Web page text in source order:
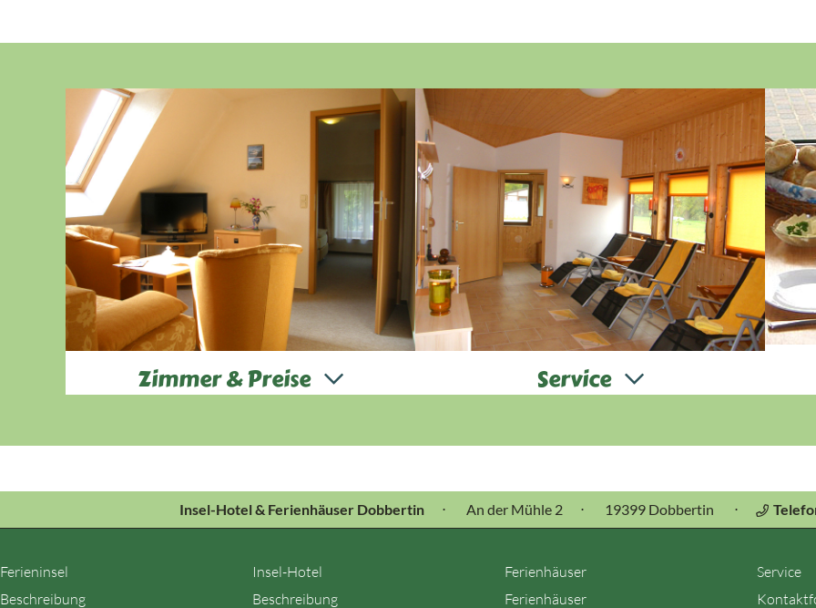
Zimmer & Preise Service
Insel-Hotel & Ferienhäuser Dobbertin
⋅ An der Mühle 2 ⋅ 19399 Dobbertin ⋅
Ferieninsel
Beschreibung
Insel-Hotel
Beschreibung
Ferienhäuser
Ferienhäuser
Service